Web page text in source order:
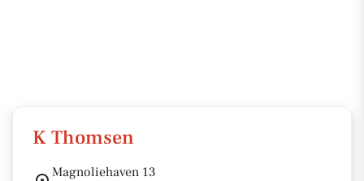
K Thomsen
Magnoliehaven 13